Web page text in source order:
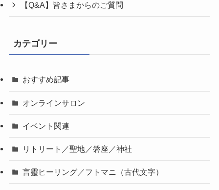
【Q&A】皆さまからのご質問
カテゴリー
おすすめ記事
オンラインサロン
イベント関連
リトリート／聖地／磐座／神社
言靈ヒーリング／フトマニ（古代文字）